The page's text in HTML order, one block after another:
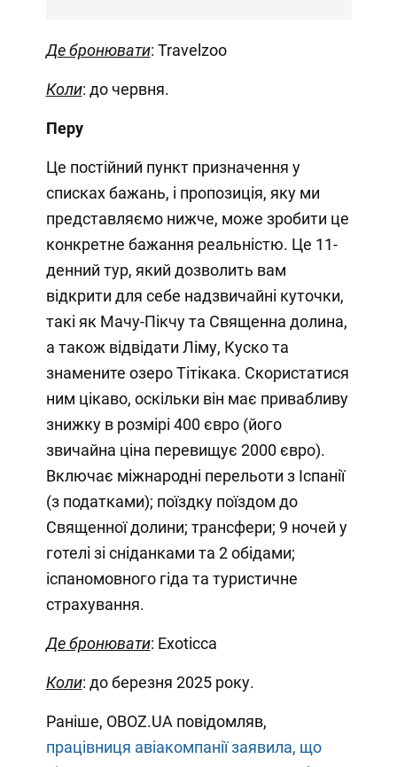
Де бронювати: Travelzoo
Коли: до червня.
Перу
Це постійний пункт призначення у
списках бажань, і пропозиція, яку ми
представляємо нижче, може зробити це
конкретне бажання реальністю. Це 11-
денний тур, який дозволить вам
відкрити для себе надзвичайні куточки,
такі як Мачу-Пікчу та Священна долина,
а також відвідати Ліму, Куско та
знамените озеро Тітікака. Скористатися
ним цікаво, оскільки він має привабливу
знижку в розмірі 400 євро (його
звичайна ціна перевищує 2000 євро).
Включає міжнародні перельоти з Іспанії
(з податками); поїздку поїздом до
Священної долини; трансфери; 9 ночей у
готелі зі сніданками та 2 обідами;
іспаномовного гіда та туристичне
страхування.
Де бронювати: Exoticca
Коли: до березня 2025 року.
Раніше, OBOZ.UA повідомляв,
працівниця авіакомпанії заявила, що